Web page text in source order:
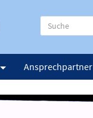
Ansprechpartner